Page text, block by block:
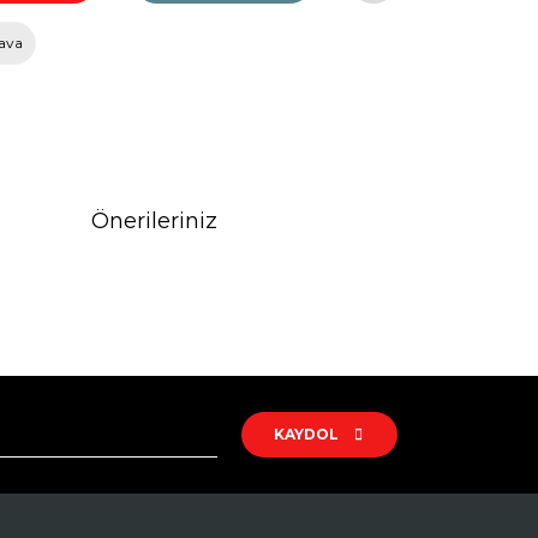
Önerileriniz
KAYDOL